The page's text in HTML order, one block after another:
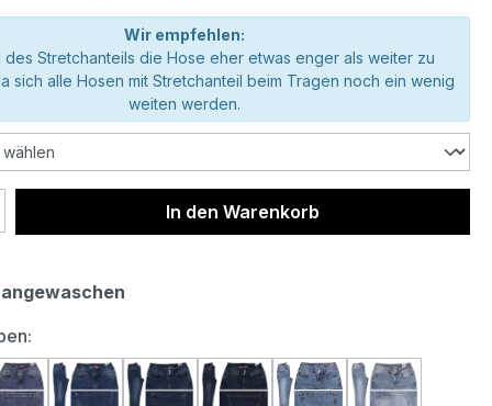
Wir empfehlen:
des Stretchanteils die Hose eher etwas enger als weiter zu
sich alle Hosen mit Stretchanteil beim Tragen noch ein wenig
weiten werden.
Anzahl: Gib den gewünschten Wert
In den Warenkorb